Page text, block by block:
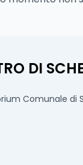
DI
Comunale di